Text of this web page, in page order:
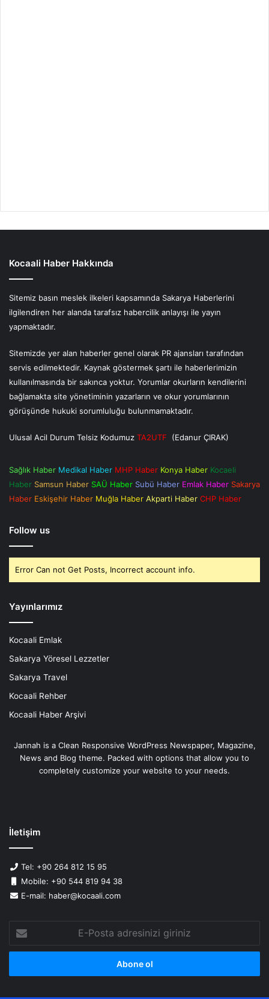
Kocaali Haber Hakkında
Sitemiz basın meslek ilkeleri kapsamında Sakarya Haberlerini
ilgilendiren her alanda tarafsız habercilik anlayışı ile yayın
yapmaktadır.
Sitemizde yer alan haberler genel olarak PR ajansları tarafından
servis edilmektedir. Kaynak göstermek şartı ile haberlerimizin
kullanılmasında bir sakınca yoktur. Yorumlar okurların kendilerini
bağlamakta site yönetiminin yazarların ve okur yorumlarının
görüşünde hukuki sorumluluğu bulunmamaktadır.
Ulusal Acil Durum Telsiz Kodumuz TA2UTF (Edanur ÇIRAK)
Sağlık Haber Medikal Haber MHP Haber Konya Haber Kocaeli
Haber Samsun Haber SAÜ Haber Subü Haber Emlak Haber Sakarya
Haber Eskişehir Haber Muğla Haber Akparti Haber CHP Haber
Follow us
Error Can not Get Posts, Incorrect account info.
Yayınlarımız
Kocaali Emlak
Sakarya Yöresel Lezzetler
Sakarya Travel
Kocaali Rehber
Kocaali Haber Arşivi
Jannah is a Clean Responsive WordPress Newspaper, Magazine,
News and Blog theme. Packed with options that allow you to
completely customize your website to your needs.
İletişim
Tel: +90 264 812 15 95
Mobile: +90 544 819 94 38
E-mail: haber@kocaali.com
Posta
adresinizi